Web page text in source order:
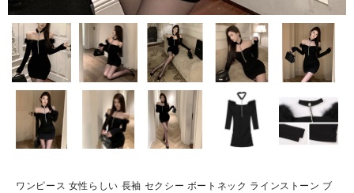
ワンピース 女性らしい 長袖 セクシー ボートネック ラインストーン ブ